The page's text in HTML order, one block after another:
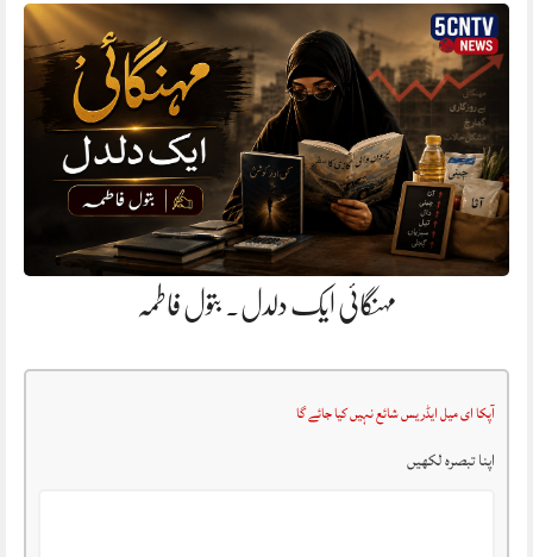
مہنگائی ایک دلدل. بتول فاطمہ
آپکا ای میل ایڈریس شائع نہیں کیا جائے گا
اپنا تبصرہ لکھیں